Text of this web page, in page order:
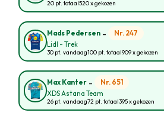
20 pt. totaal520 x gekozen
Mads Pedersen - Nr. 247
Lidl - Trek
30 pt. vandaag100 pt. totaal909 x gekozen
Max Kanter - Nr. 651
XDS Astana Team
26 pt. vandaag72 pt. totaal395 x gekozen